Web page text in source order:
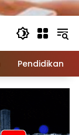
Pendidikan